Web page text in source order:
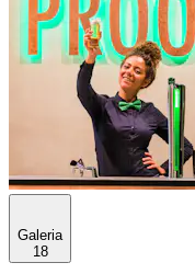
Galeria
18